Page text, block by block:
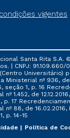
vigentes
efetivado e/
sua
programas
com nenhuma
Santa Rita S.A.
| CNPJ: 91.109.660/
Universitário)
Ministerial nº 936, de
seção 1, p. 16
1.452, de
p. 17
88, de 16.02.2016,
p. 14-15
Política de